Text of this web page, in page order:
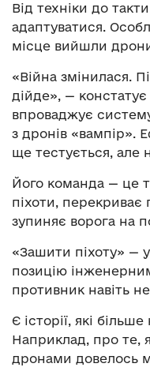
Від техніки до
адаптуватися.
місце вийшли
«Війна змінилася.
дійде», — констатує
впроваджує
з дронів «вампір».
ще тестується, але
Його команда — це
піхоти, перекриває
зупиняє ворога на
«Зашити піхоту» —
позицію
противник навіть
Є історії, які
Наприклад, про те,
дронами довелось